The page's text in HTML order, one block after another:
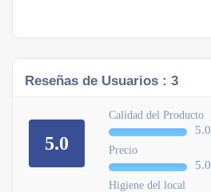
Reseñas de Usuarios : 3
5.0
Calidad del Producto
5.0
Precio
5.0
Higiene del local